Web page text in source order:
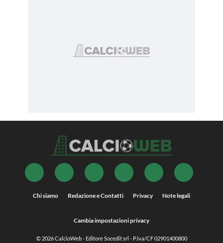
Chi siamo Redazione e Contatti Privacy Note legali
Cambia impostazioni privacy
© 2026CalcioWeb- Editore Socedit srl - P.iva/CF 02901400800